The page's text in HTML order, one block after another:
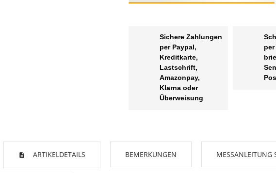
Sichere Zahlungen
per Paypal,
Kreditkarte,
Lastschrift,
Amazonpay,
Klarna oder
Überweisung
per
ARTIKELDETAILS BEMERKUNGEN MESSANLEITUNG